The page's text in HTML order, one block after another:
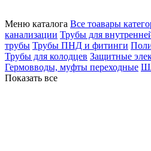
Меню каталога Все тоавары
канализации Трубы для
трубы Трубы ПНД и фитинги
Трубы для колодцев Защитные
Гермовводы, муфты переходные
Показать все